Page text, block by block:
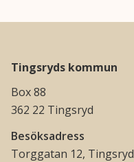
Tingsryds kommun
Box 88
362 22 Tingsryd
Besöksadress
Torggatan 12, Tingsryd